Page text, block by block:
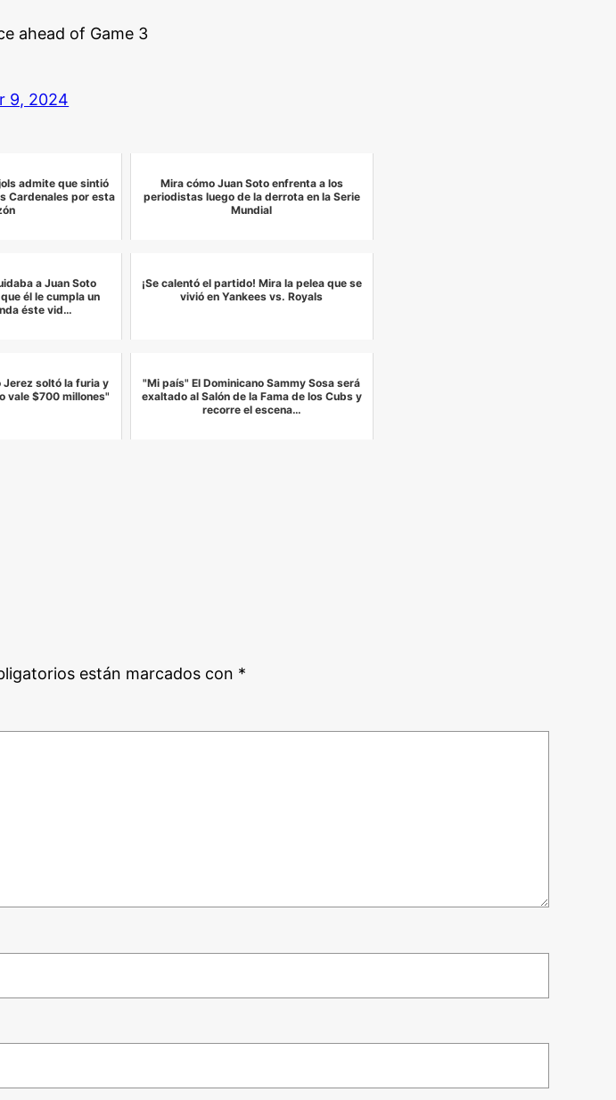
ahead of Game 3
9, 2024
admite que sintió
Cardenales por esta
Mira cómo Juan Soto enfrenta a los
periodistas luego de la derrota en la Serie
Mundial
a Juan Soto
él le cumpla un
éste vid…
¡Se calentó el partido! Mira la pelea que se
vivió en Yankees vs. Royals
Jerez soltó la furia y
vale $700 millones"
"Mi país" El Dominicano Sammy Sosa será
exaltado al Salón de la Fama de los Cubs y
recorre el escena…
están marcados con *